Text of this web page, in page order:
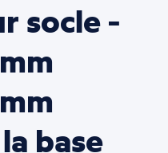
socle -
base